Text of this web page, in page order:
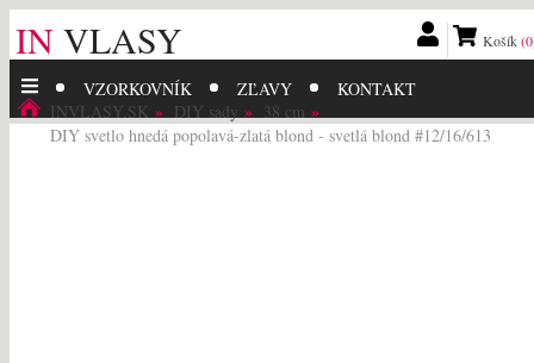
VZORKOVNÍK ZĽAVY KONTAKT
IN VLASY Košík
INVLASY.SK DIY sady
38 cm
DIY svetlo hnedá popolavá-zlatá blond - svetlá blond #12/16/613